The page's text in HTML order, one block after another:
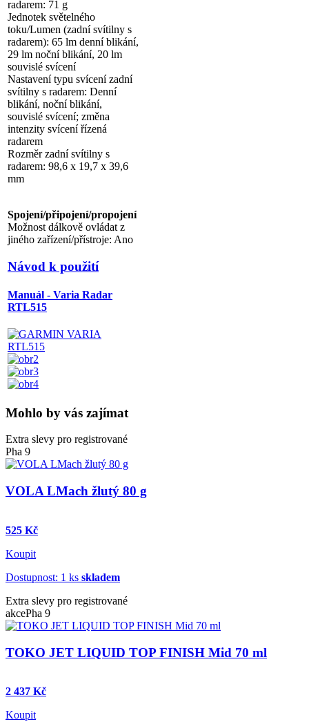
radarem: 71 g
Jednotek světelného
toku/Lumen (zadní svítilny s
radarem): 65 lm denní blikání,
29 lm noční blikání, 20 lm
souvislé svícení
Nastavení typu svícení zadní
svítilny s radarem: Denní
blikání, noční blikání,
souvislé svícení; změna
intenzity svícení řízená
radarem
Rozměr zadní svítilny s
radarem: 98,6 x 19,7 x 39,6
mm
Spojení/připojení/propojení
Možnost dálkově ovládat z
jiného zařízení/přístroje: Ano
Návod k použití
Manuál - Varia Radar
RTL515
Mohlo by vás zajímat
Extra slevy pro registrované
Pha 9
VOLA LMach žlutý 80 g
525 Kč
Koupit
Dostupnost: 1 ks skladem
Extra slevy pro registrované
akcePha 9
TOKO JET LIQUID TOP FINISH Mid 70 ml
2 437 Kč
Koupit